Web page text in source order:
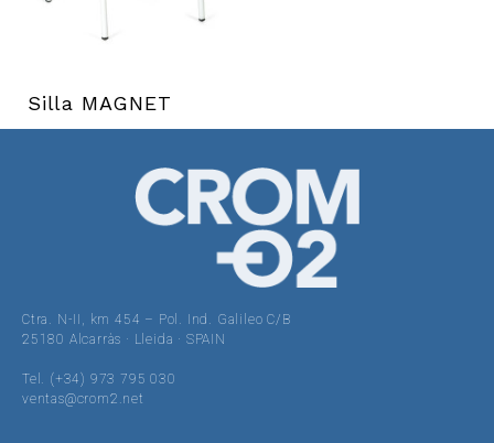
Silla MAGNET
Ctra. N-II, km 454 – Pol. Ind. Galileo C/B
25180 Alcarràs · Lleida · SPAIN
Tel. (+34) 973 795 030
ventas@crom2.net